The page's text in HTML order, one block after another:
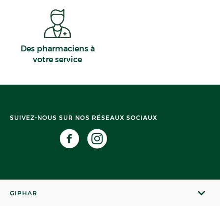
Des pharmaciens à
votre service
SUIVEZ-NOUS SUR NOS RÉSEAUX SOCIAUX
GIPHAR